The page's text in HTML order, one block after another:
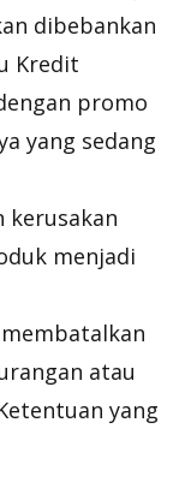
dibebankan
Kredit
promo
yang sedang
kerusakan
menjadi
atau
yang